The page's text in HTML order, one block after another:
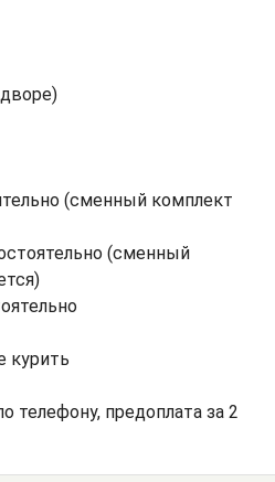
(сменный комплект
(сменный
курить
телефону, предоплата за 2